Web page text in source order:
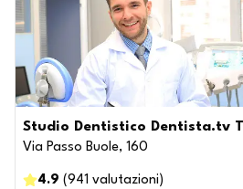
Studio Dentistico Dentista.tv
Via Passo Buole, 160
4.9 (941 valutazioni )